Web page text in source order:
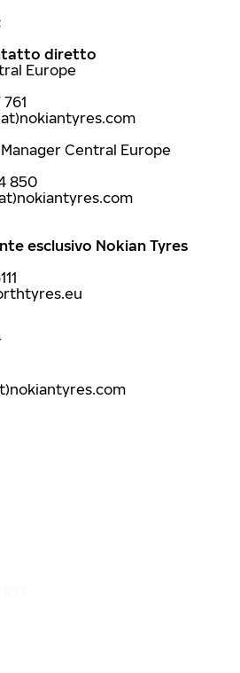
diretto
Europe
Central Europe
850
esclusivo Nokian Tyres